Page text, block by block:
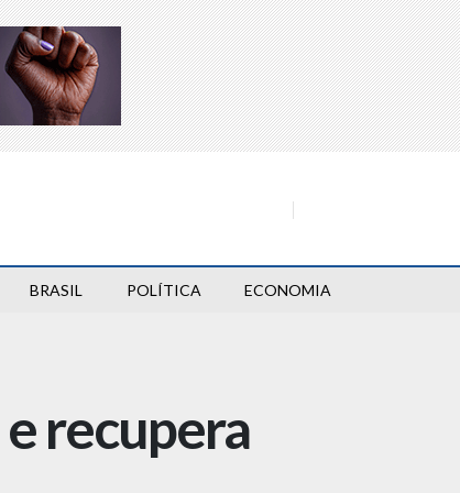
BRASIL POLÍTICA ECONOMIA
recupera